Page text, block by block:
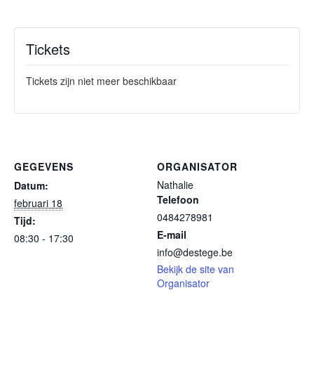
Tickets
Tickets zijn niet meer beschikbaar
GEGEVENS
Datum:
februari 18
Tijd:
08:30 - 17:30
ORGANISATOR
Nathalie
Telefoon
0484278981
E-mail
info@destege.be
Bekijk de site van
Organisator